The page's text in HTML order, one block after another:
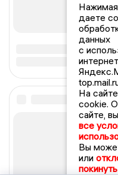
даете
данных
с
На
cookie.
сайте,
все
Вы
или